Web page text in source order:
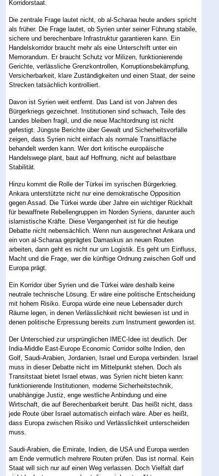
Korridorstaat.
Die zentrale Frage lautet nicht, ob al-Scharaa heute anders spricht
als früher. Die Frage lautet, ob Syrien unter seiner Führung stabile,
sichere und berechenbare Infrastruktur garantieren kann. Ein
Handelskorridor braucht mehr als eine Unterschrift unter ein
Memorandum. Er braucht Schutz vor Milizen, funktionierende
Gerichte, verlässliche Grenzkontrollen, Korruptionsbekämpfung,
Versicherbarkeit, klare Zuständigkeiten und einen Staat, der seine
Strecken tatsächlich kontrolliert.
Davon ist Syrien weit entfernt. Das Land ist von Jahren des
Bürgerkriegs gezeichnet. Institutionen sind schwach, Teile des
Landes bleiben fragil, und die neue Machtordnung ist nicht
gefestigt. Jüngste Berichte über Gewalt und Sicherheitsvorfälle
zeigen, dass Syrien nicht einfach als normale Transitfläche
behandelt werden kann. Wer dort kritische europäische
Handelswege plant, baut auf Hoffnung, nicht auf belastbare
Stabilität.
Hinzu kommt die Rolle der Türkei im syrischen Bürgerkrieg.
Ankara unterstützte nicht nur eine demokratische Opposition
gegen Assad. Die Türkei wurde über Jahre ein wichtiger Rückhalt
für bewaffnete Rebellengruppen im Norden Syriens, darunter auch
islamistische Kräfte. Diese Vergangenheit ist für die heutige
Debatte nicht nebensächlich. Wenn nun ausgerechnet Ankara und
ein von al-Scharaa geprägtes Damaskus an neuen Routen
arbeiten, dann geht es nicht nur um Logistik. Es geht um Einfluss,
Macht und die Frage, wer die künftige Ordnung zwischen Golf und
Europa prägt.
Ein Korridor über Syrien und die Türkei wäre deshalb keine
neutrale technische Lösung. Er wäre eine politische Entscheidung
mit hohem Risiko. Europa würde eine neue Lebensader durch
Räume legen, in denen Verlässlichkeit nicht bewiesen ist und in
denen politische Erpressung bereits zum Instrument geworden ist.
Der Unterschied zur ursprünglichen IMEC-Idee ist deutlich. Der
India-Middle East-Europe Economic Corridor sollte Indien, den
Golf, Saudi-Arabien, Jordanien, Israel und Europa verbinden. Israel
muss in dieser Debatte nicht im Mittelpunkt stehen. Doch als
Transitstaat bietet Israel etwas, was Syrien nicht bieten kann:
funktionierende Institutionen, moderne Sicherheitstechnik,
unabhängige Justiz, enge westliche Anbindung und eine
Wirtschaft, die auf Berechenbarkeit beruht. Das heißt nicht, dass
jede Route über Israel automatisch einfach wäre. Aber es heißt,
dass Europa zwischen Risiko und Verlässlichkeit unterscheiden
muss.
Saudi-Arabien, die Emirate, Indien, die USA und Europa werden
am Ende vermutlich mehrere Routen prüfen. Das ist normal. Kein
Staat will sich nur auf einen Weg verlassen. Doch Vielfalt darf